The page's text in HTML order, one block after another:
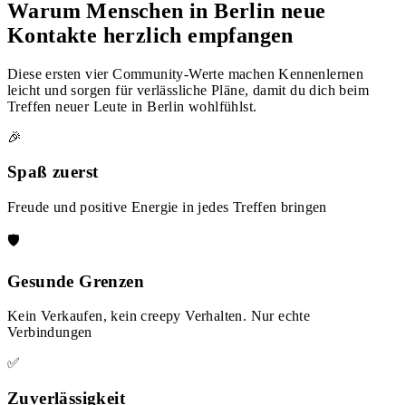
Warum Menschen in Berlin neue
Kontakte herzlich empfangen
Diese ersten vier Community-Werte machen Kennenlernen
leicht und sorgen für verlässliche Pläne, damit du dich beim
Treffen neuer Leute in Berlin wohlfühlst.
🎉
Spaß zuerst
Freude und positive Energie in jedes Treffen bringen
🛡️
Gesunde Grenzen
Kein Verkaufen, kein creepy Verhalten. Nur echte
Verbindungen
✅
Zuverlässigkeit